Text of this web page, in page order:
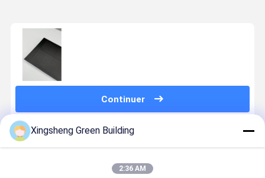
Continuer
Produits Recommandés
Xingsheng Green Building
2:36 AM